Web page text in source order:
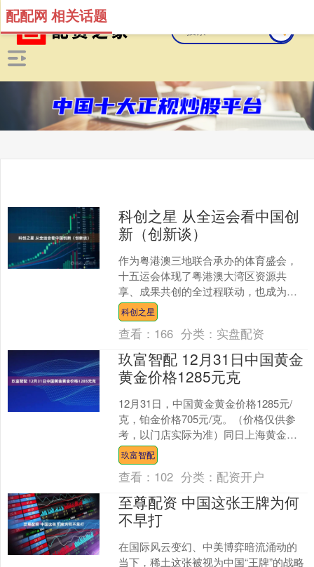
配配网 相关话题
科创之星 从全运会看中国创
新（创新谈）
作为粤港澳三地联合承办的体育盛会，
十五运会体现了粤港澳大湾区资源共
享、成果共创的全过程联动，也成为用
大场景牵引大创新、用大产业支撑大未
来的生动实践 十五运会开幕....
科创之星
查看： 166 分类： 实盘配资
玖富智配 12月31日中国黄金
黄金价格1285元克
12月31日，中国黄金黄金价格1285元/
克，铂金价格705元/克。（价格仅供参
考，以门店实际为准）同日上海黄金交
易所现货黄金AU9999最新价为980.5
元/....
玖富智配
查看： 102 分类： 配资开户
至尊配资 中国这张王牌为何
不早打
在国际风云变幻、中美博弈暗流涌动的
当下，稀土这张被视为中国“王牌”的战略